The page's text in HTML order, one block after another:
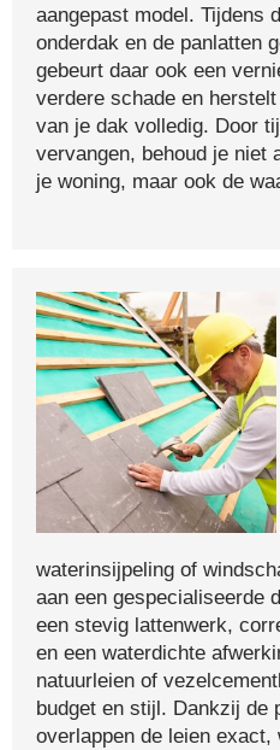
aangepast model. Tijdens
onderdak en de panlatten
gebeurt daar ook een
verdere schade en
van je dak volledig. Door
vervangen, behoud je niet
je woning, maar ook de
waterinsijpeling of
aan een gespecialiseerde
een stevig lattenwerk,
en een waterdichte
natuurleien of
budget en stijl. Dankzij de
overlappen de leien exact,